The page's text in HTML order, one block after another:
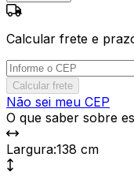
Calcular frete e
Calcular frete
Não sei meu CEP
O que saber sobre
Largura:138 cm